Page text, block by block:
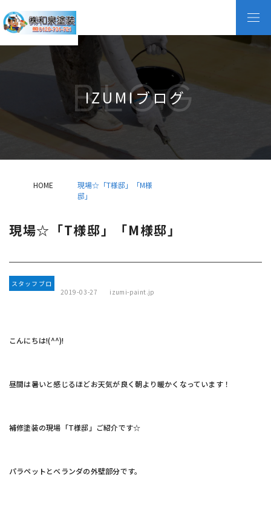
IZUMIブログ
BLOG
HOME
現場☆「T様邸」「M様
邸」
現場☆「T様邸」「M様邸」
スタッフブロ
2019-03-27 izumi-paint.jp
こんにちは!(^^)!
昼間は暑いと感じるほどお天気が良く朝より暖かくなっています！
補修塗装の現場「T様邸」ご紹介です☆
パラペットとベランダの外壁部分です。